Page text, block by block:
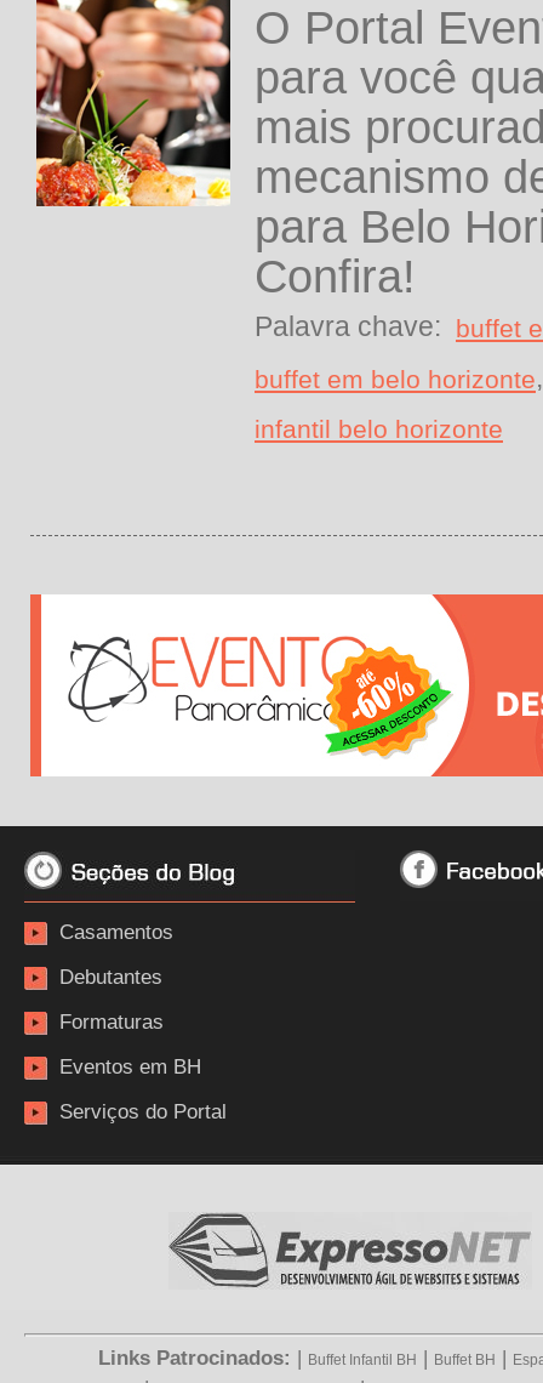
O Portal
para você
mais
mecanismo
para Belo
Confira!
Palavra chave:
buffet
buffet em belo horizonte
infantil belo horizonte
Casamentos
Debutantes
Formaturas
Eventos em BH
Serviços do Portal
Links Patrocinados: | Buffet Infantil BH | Buffet BH |